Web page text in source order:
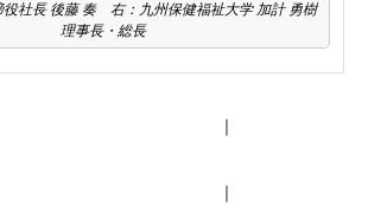
役社長 後藤 奏 右：九州保健福祉大学 加計 勇樹
理事長・総長
｜
｜